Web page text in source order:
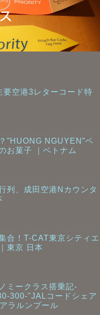
要空港3レターコード特
”HUONG NGUYEN”ベ
お菓子 ｜ベトナム
列、成田空港Nカウンタ
合！T-CAT東京シティエ
東京 日本
ミークラス搭乗記-
300-"JALコードシェア
ラルンプール